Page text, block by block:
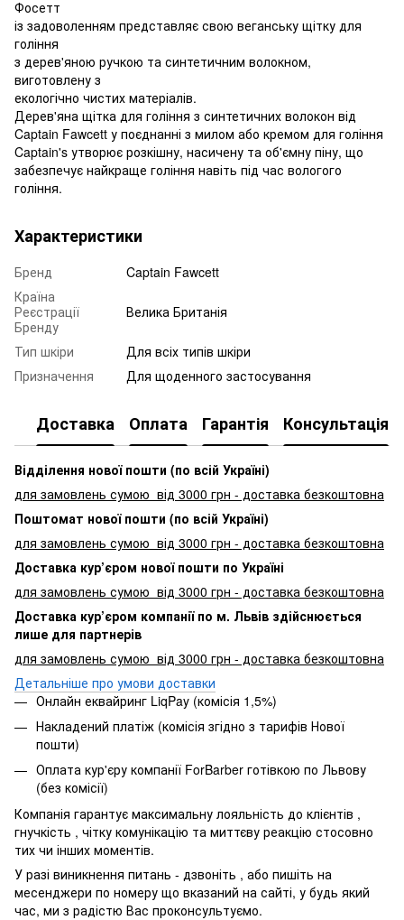
Фосетт
із задоволенням представляє свою веганську щітку для
гоління
з дерев'яною ручкою та синтетичним волокном,
виготовлену з
екологічно чистих матеріалів.
Дерев'яна щітка для гоління з синтетичних волокон від
Captain Fawcett у поєднанні з милом або кремом для гоління
Captain's утворює розкішну, насичену та об'ємну піну, що
забезпечує найкраще гоління навіть під час вологого
гоління.
Характеристики
Бренд
Captain Fawcett
Країна
Реєстрації
Бренду
Велика Британія
Тип шкіри
Для всіх типів шкіри
Призначення
Для щоденного застосування
Доставка Оплата Гарантія Консультація
Відділення нової пошти (по всій Україні)
для замовлень сумою від 3000 грн - доставка безкоштовна
Поштомат нової пошти (по всій Україні)
для замовлень сумою від 3000 грн - доставка безкоштовна
Доставка кур’єром нової пошти по Україні
для замовлень сумою від 3000 грн - доставка безкоштовна
Доставка кур’єром компанії по м. Львів здійснюється
лише для партнерів
для замовлень сумою від 3000 грн - доставка безкоштовна
Детальніше про умови доставки
Онлайн еквайринг LiqPay (комісія 1,5%)
Накладений платіж (комісія згідно з тарифів Нової
пошти)
Оплата кур'єру компанії ForBarber готівкою по Львову
(без комісії)
Компанія гарантує максимальну лояльність до клієнтів ,
гнучкість , чітку комунікацію та миттєву реакцію стосовно
тих чи інших моментів.
У разі виникнення питань - дзвоніть , або пишіть на
месенджери по номеру що вказаний на сайті, у будь який
час, ми з радістю Вас проконсультуємо.